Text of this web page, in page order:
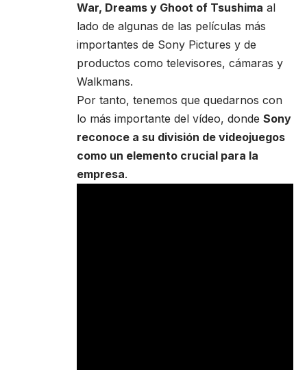
War, Dreams y Ghoot of Tsushima al
lado de algunas de las películas más
importantes de Sony Pictures y de
productos como televisores, cámaras y
Walkmans.
Por tanto, tenemos que quedarnos con
lo más importante del vídeo, donde Sony
reconoce a su división de videojuegos
como un elemento crucial para la
empresa.